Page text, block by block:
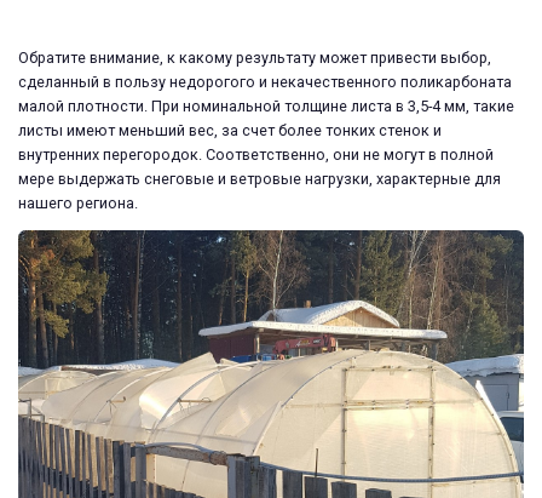
Обратите внимание, к какому результату может привести выбор,
сделанный в пользу недорогого и некачественного поликарбоната
малой плотности. При номинальной толщине листа в 3,5-4 мм, такие
листы имеют меньший вес, за счет более тонких стенок и
внутренних перегородок. Соответственно, они не могут в полной
мере выдержать снеговые и ветровые нагрузки, характерные для
нашего региона.